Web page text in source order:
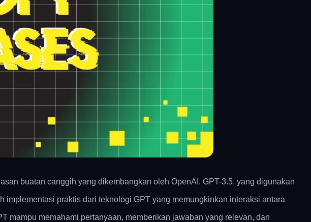
buatan canggih yang dikembangkan oleh OpenAI. GPT-3.5, yang digunakan
praktis dari teknologi GPT yang memungkinkan interaksi antara
mampu memahami pertanyaan, memberikan jawaban yang relevan, dan